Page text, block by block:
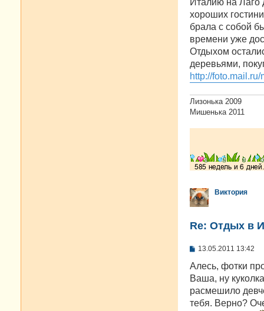
щ
е
и
е
Италию на Лаго
хороших
брала с собой
времени уже
Отдыхом
деревьями,
http://
Лизонька 2009
Мишенька 2011
Виктория
Re: Отдых в
С
о
щ
е
и
13.05.2011 13:42
Алесь, фотки
Ваша, ну
расмешило
тебя. Верно?